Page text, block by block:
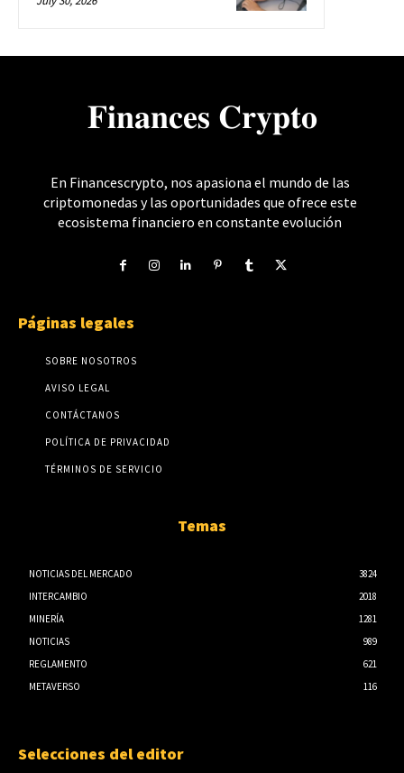
𝐅𝐢𝐧𝐚𝐧𝐜𝐞𝐬 𝐂𝐫𝐲𝐩𝐭𝐨
En Financescrypto, nos apasiona el mundo de las
criptomonedas y las oportunidades que ofrece este
ecosistema financiero en constante evolución
Páginas legales
SOBRE NOSOTROS
AVISO LEGAL
CONTÁCTANOS
POLÍTICA DE PRIVACIDAD
TÉRMINOS DE SERVICIO
Temas
NOTICIAS DEL MERCADO
3824
INTERCAMBIO
2018
MINERÍA
1281
NOTICIAS
989
REGLAMENTO
621
METAVERSO
116
Selecciones del editor